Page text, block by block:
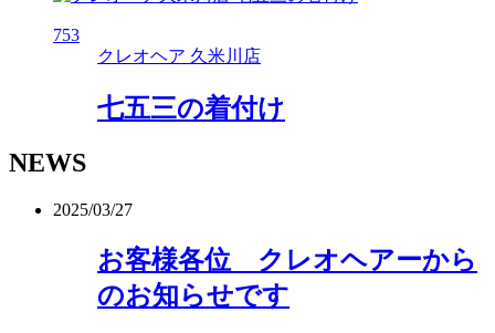
753
クレオヘア 久米川店
七五三の着付け
NEWS
2025/03/27
お客様各位 クレオヘアーから
のお知らせです